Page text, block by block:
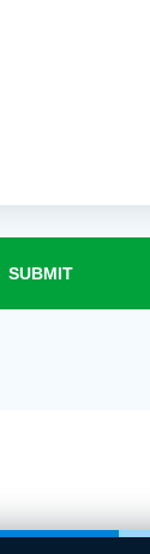
SUBMIT